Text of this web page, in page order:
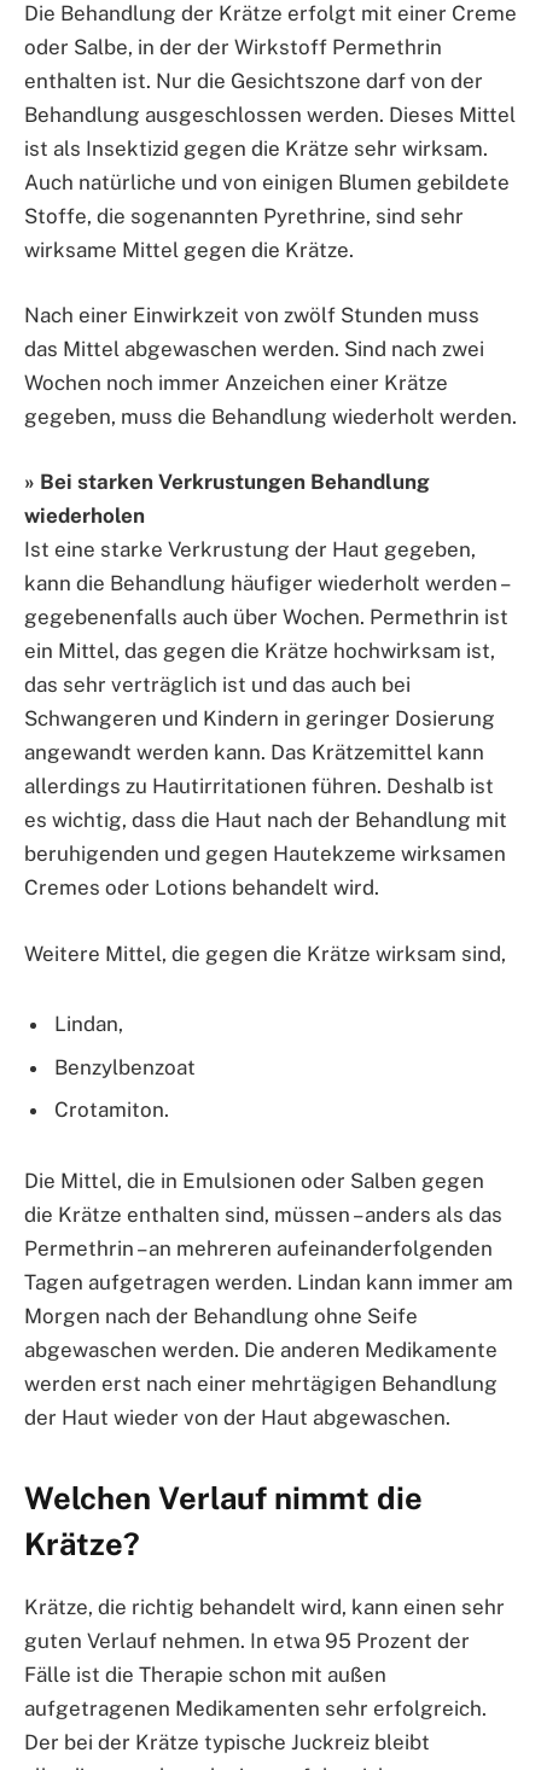
Die Behandlung der Krätze erfolgt mit einer Creme
oder Salbe, in der der Wirkstoff Permethrin
enthalten ist. Nur die Gesichtszone darf von der
Behandlung ausgeschlossen werden. Dieses Mittel
ist als Insektizid gegen die Krätze sehr wirksam.
Auch natürliche und von einigen Blumen gebildete
Stoffe, die sogenannten Pyrethrine, sind sehr
wirksame Mittel gegen die Krätze.
Nach einer Einwirkzeit von zwölf Stunden muss
das Mittel abgewaschen werden. Sind nach zwei
Wochen noch immer Anzeichen einer Krätze
gegeben, muss die Behandlung wiederholt werden.
» Bei starken Verkrustungen Behandlung
wiederholen
Ist eine starke Verkrustung der Haut gegeben,
kann die Behandlung häufiger wiederholt werden –
gegebenenfalls auch über Wochen. Permethrin ist
ein Mittel, das gegen die Krätze hochwirksam ist,
das sehr verträglich ist und das auch bei
Schwangeren und Kindern in geringer Dosierung
angewandt werden kann. Das Krätzemittel kann
allerdings zu Hautirritationen führen. Deshalb ist
es wichtig, dass die Haut nach der Behandlung mit
beruhigenden und gegen Hautekzeme wirksamen
Cremes oder Lotions behandelt wird.
Weitere Mittel, die gegen die Krätze wirksam sind,
Lindan,
Benzylbenzoat
Crotamiton.
Die Mittel, die in Emulsionen oder Salben gegen
die Krätze enthalten sind, müssen – anders als das
Permethrin – an mehreren aufeinanderfolgenden
Tagen aufgetragen werden. Lindan kann immer am
Morgen nach der Behandlung ohne Seife
abgewaschen werden. Die anderen Medikamente
werden erst nach einer mehrtägigen Behandlung
der Haut wieder von der Haut abgewaschen.
Welchen Verlauf nimmt die
Krätze?
Krätze, die richtig behandelt wird, kann einen sehr
guten Verlauf nehmen. In etwa 95 Prozent der
Fälle ist die Therapie schon mit außen
aufgetragenen Medikamenten sehr erfolgreich.
Der bei der Krätze typische Juckreiz bleibt